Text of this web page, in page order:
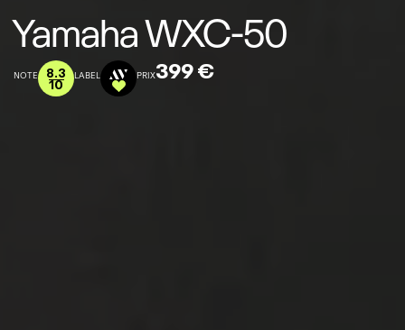
Yamaha WXC-50
NOTE 8.3
10
LABEL PRIX399 €